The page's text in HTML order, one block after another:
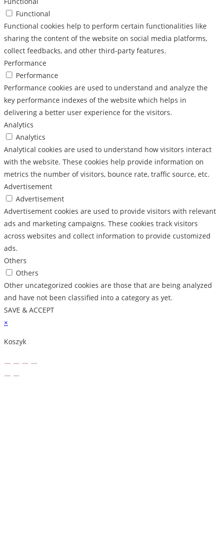
Functional
Functional cookies help to perform certain functionalities like
sharing the content of the website on social media platforms,
collect feedbacks, and other third-party features.
Performance
Performance
Performance cookies are used to understand and analyze the
key performance indexes of the website which helps in
delivering a better user experience for the visitors.
Analytics
Analytics
Analytical cookies are used to understand how visitors interact
with the website. These cookies help provide information on
metrics the number of visitors, bounce rate, traffic source, etc.
Advertisement
Advertisement
Advertisement cookies are used to provide visitors with relevant
ads and marketing campaigns. These cookies track visitors
across websites and collect information to provide customized
ads.
Others
Others
Other uncategorized cookies are those that are being analyzed
and have not been classified into a category as yet.
SAVE & ACCEPT
×
Koszyk